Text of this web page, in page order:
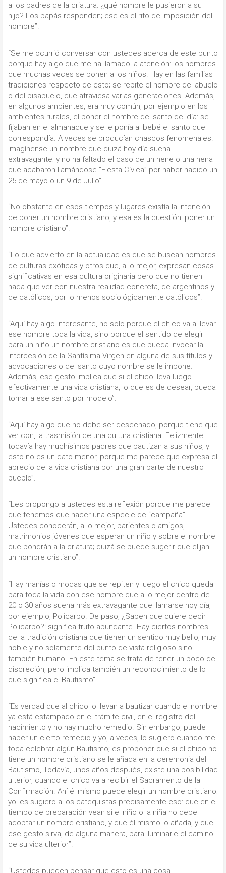
a los padres de la criatura: ¿qué nombre le pusieron a su
hijo? Los papás responden; ese es el rito de imposición del
nombre”.
“Se me ocurrió conversar con ustedes acerca de este punto
porque hay algo que me ha llamado la atención: los nombres
que muchas veces se ponen a los niños. Hay en las familias
tradiciones respecto de esto; se repite el nombre del abuelo
o del bisabuelo, que atraviesa varias generaciones. Además,
en algunos ambientes, era muy común, por ejemplo en los
ambientes rurales, el poner el nombre del santo del día: se
fijaban en el almanaque y se le ponía al bebé el santo que
correspondía. A veces se producían chascos fenomenales.
Imagínense un nombre que quizá hoy día suena
extravagante; y no ha faltado el caso de un nene o una nena
que acabaron llamándose “Fiesta Cívica” por haber nacido un
25 de mayo o un 9 de Julio”.
“No obstante en esos tiempos y lugares existía la intención
de poner un nombre cristiano, y esa es la cuestión: poner un
nombre cristiano”.
“Lo que advierto en la actualidad es que se buscan nombres
de culturas exóticas y otros que, a lo mejor, expresan cosas
significativas en esa cultura originaria pero que no tienen
nada que ver con nuestra realidad concreta, de argentinos y
de católicos, por lo menos sociológicamente católicos”.
“Aquí hay algo interesante, no solo porque el chico va a llevar
ese nombre toda la vida, sino porque el sentido de elegir
para un niño un nombre cristiano es que pueda invocar la
intercesión de la Santísima Virgen en alguna de sus títulos y
advocaciones o del santo cuyo nombre se le impone.
Además, ese gesto implica que si el chico lleva luego
efectivamente una vida cristiana, lo que es de desear, pueda
tomar a ese santo por modelo”.
“Aquí hay algo que no debe ser desechado, porque tiene que
ver con, la trasmisión de una cultura cristiana. Felizmente
todavía hay muchísimos padres que bautizan a sus niños, y
esto no es un dato menor, porque me parece que expresa el
aprecio de la vida cristiana por una gran parte de nuestro
pueblo”.
“Les propongo a ustedes esta reflexión porque me parece
que tenemos que hacer una especie de “campaña”.
Ustedes conocerán, a lo mejor, parientes o amigos,
matrimonios jóvenes que esperan un niño y sobre el nombre
que pondrán a la criatura; quizá se puede sugerir que elijan
un nombre cristiano”.
“Hay manías o modas que se repiten y luego el chico queda
para toda la vida con ese nombre que a lo mejor dentro de
20 o 30 años suena más extravagante que llamarse hoy día,
por ejemplo, Policarpo. De paso, ¿Saben que quiere decir
Policarpo?: significa fruto abundante. Hay ciertos nombres
de la tradición cristiana que tienen un sentido muy bello, muy
noble y no solamente del punto de vista religioso sino
también humano. En este tema se trata de tener un poco de
discreción, pero implica también un reconocimiento de lo
que significa el Bautismo”.
“Es verdad que al chico lo llevan a bautizar cuando el nombre
ya está estampado en el trámite civil, en el registro del
nacimiento y no hay mucho remedio. Sin embargo, puede
haber un cierto remedio y yo, a veces, lo sugiero cuando me
toca celebrar algún Bautismo; es proponer que si el chico no
tiene un nombre cristiano se le añada en la ceremonia del
Bautismo, Todavía, unos años después, existe una posibilidad
ulterior, cuando el chico va a recibir el Sacramento de la
Confirmación. Ahí él mismo puede elegir un nombre cristiano;
yo les sugiero a los catequistas precisamente eso: que en el
tiempo de preparación vean si el niño o la niña no debe
adoptar un nombre cristiano, y que él mismo lo añada, y que
ese gesto sirva, de alguna manera, para iluminarle el camino
de su vida ulterior”.
“Ustedes pueden pensar que esto es una cosa